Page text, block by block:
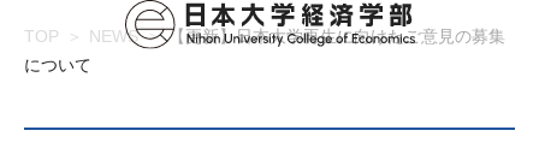
TOP NEWS
【更新】日本大学再生に向けたご意見の募集
について